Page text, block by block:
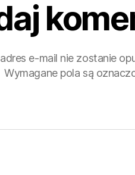
e-mail nie zostanie
Wymagane pola są